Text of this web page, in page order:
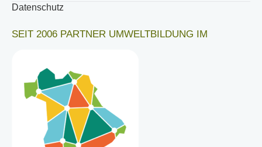
Datenschutz
SEIT 2006 PARTNER UMWELTBILDUNG IM